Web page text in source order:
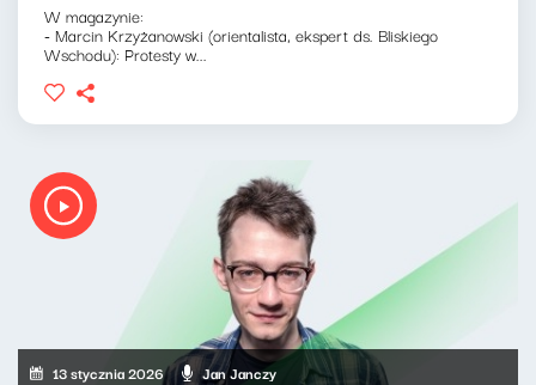
W magazynie:
- Marcin Krzyżanowski (orientalista, ekspert ds. Bliskiego
Wschodu): Protesty w...
13 stycznia 2026 Jan Janczy